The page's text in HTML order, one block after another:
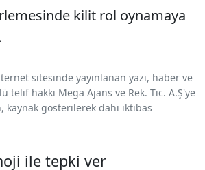
kilit rol oynamaya
sitesinde yayınlanan yazı, haber ve
telif hakkı Mega Ajans ve Rek. Tic. A.Ş'ye
kaynak gösterilerek dahi iktibas
ile tepki ver